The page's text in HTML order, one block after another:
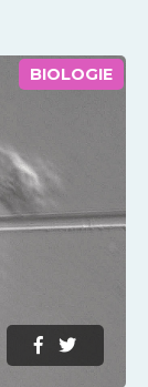
BIOLOGIE